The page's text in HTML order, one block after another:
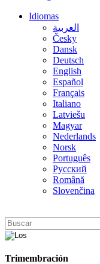
Idiomas
العربية
Česky
Dansk
Deutsch
English
Español
Français
Italiano
Latviešu
Magyar
Nederlands
Norsk
Português
Русский
Română
Slovenčina
Trimembración